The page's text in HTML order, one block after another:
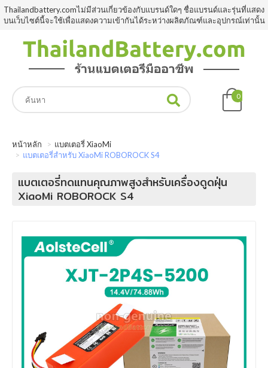
Thailandbattery.comไม่มีส่วนเกี่ยวข้องกับแบรนด์ใดๆ ชื่อแบรนด์และรุ่นที่แสดง
บนเว็บไซต์นี้จะใช้เพื่อแสดงความเข้ากันได้ระหว่างผลิตภัณฑ์และอุปกรณ์เท่านั้น
0
หน้าหลัก
แบตเตอรี่ XiaoMi
แบตเตอรี่สำหรับ XiaoMi ROBOROCK S4
แบตเตอรี่ทดแทนคุณภาพสูงสำหรับเครื่องดูดฝุ่น
XiaoMi ROBOROCK S4